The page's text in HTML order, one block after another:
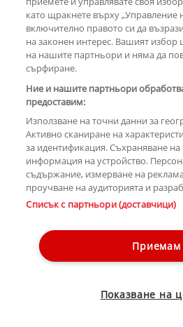
КОМЕНТАРИ
Copyright © 2007-2026 Hotnews.bg. Всички
Контакти Общи условия
Лични данни
Управление на
като щракнете върху „Управление
включително правото си да
на законен интерес. Вашият избор
на нашите партньори и няма да
сърфиране.
Ние и нашите партньори
предоставим:
Използване на точни данни за
Активно сканиране на
за идентификация. Съхраняване
информация на устройство.
съдържание, измерване на
проучване на аудиторията и
Списък с партньори (доставчици)
Приемам
Показване на